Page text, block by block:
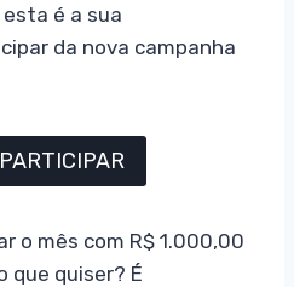
é a sua
da nova campanha
o mês com R$ 1.000,00
que quiser? É